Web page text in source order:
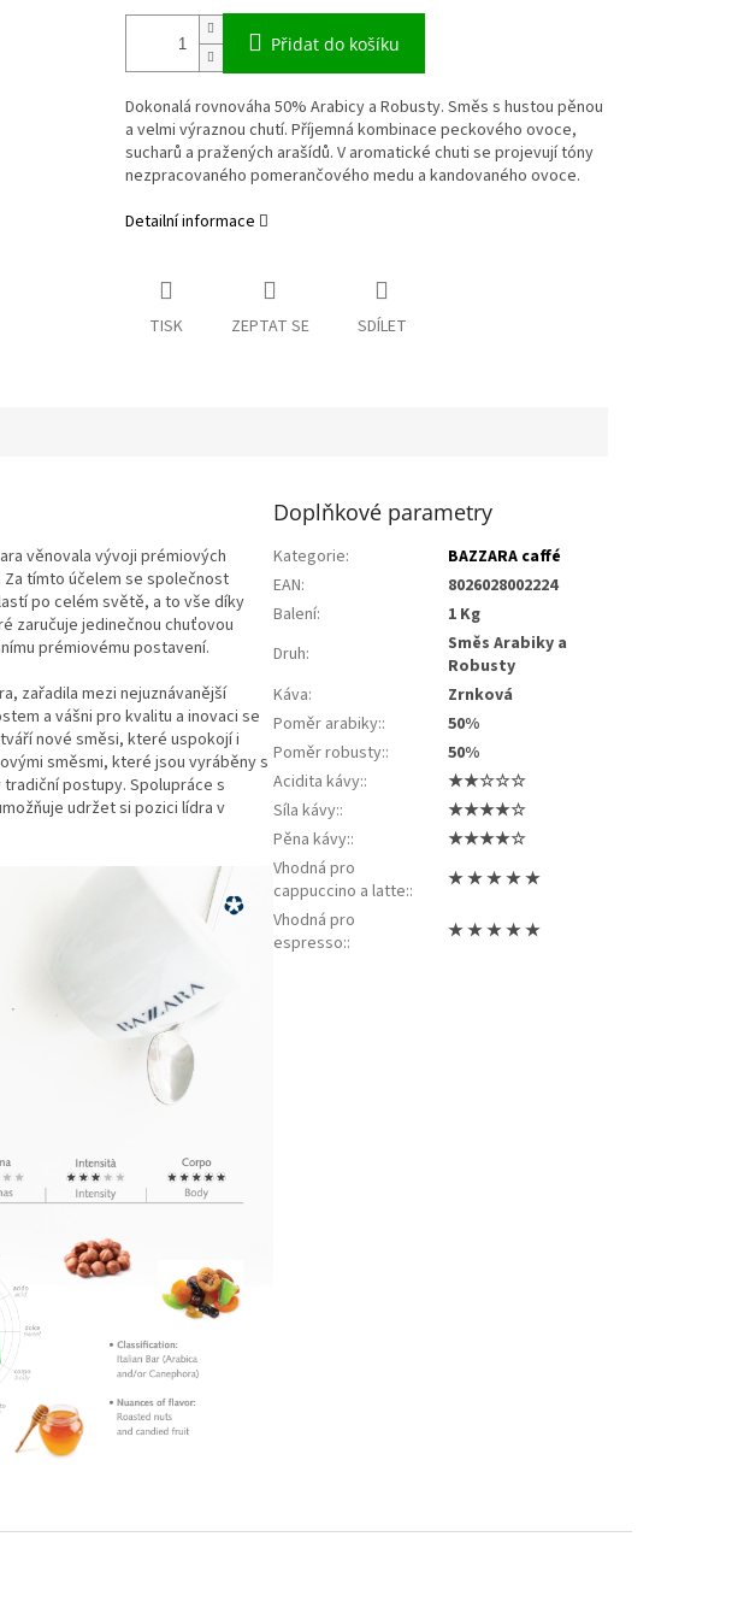
Přidat do košíku
Dokonalá rovnováha 50% Arabicy a Robusty. Směs s hustou pěnou
a velmi výraznou chutí. Příjemná kombinace peckového ovoce,
sucharů a pražených arašídů. V aromatické chuti se projevují tóny
nezpracovaného pomerančového medu a kandovaného ovoce.
Detailní informace
TISK ZEPTAT SE SDÍLET
věnovala vývoji prémiových
tímto účelem se společnost
po celém světě, a to vše díky
zaručuje jedinečnou chuťovou
prémiovému postavení.
zařadila mezi nejuznávanější
a vášni pro kvalitu a inovaci se
nové směsi, které uspokojí i
směsmi, které jsou vyráběny s
postupy. Spolupráce s
udržet si pozici lídra v
Doplňkové parametry
Kategorie:
BAZZARA caffé
EAN:
8026028002224
Balení:
1 Kg
Druh:
Směs Arabiky a
Robusty
Káva:
Zrnková
Poměr arabiky::
50%
Poměr robusty::
50%
Acidita kávy::
★★☆☆☆
Síla kávy::
★★★★☆
Pěna kávy::
★★★★☆
Vhodná pro
cappuccino a latte::
★ ★ ★ ★ ★
Vhodná pro
espresso:: ★ ★ ★ ★ ★